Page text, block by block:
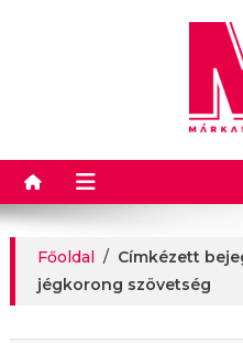
Főoldal / Címkézett
jégkorong szövetség